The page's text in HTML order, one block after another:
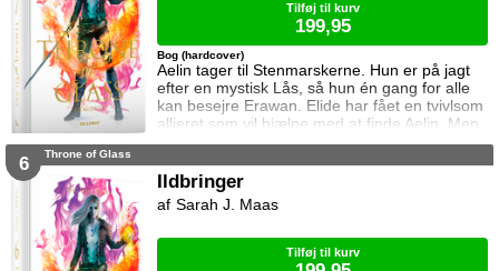
Aelin tager til Stenmarskerne. Hun er på jagt
efter en mystisk Lås, så hun én gang for alle
kan besejre Erawan. Elide har fået en tvivlsom
allieret som vil hjælpe med at finde Aelin. Men
for hvilken pris? Manon vågner i lænker og
Dorian ikke glemme heksen der hjalp ham i
Bog (hardcover)
Tilføj til kurv
199,95
6 Throne of Glass
Ildbringer
Sarah J. Maas
Tilføj til kurv